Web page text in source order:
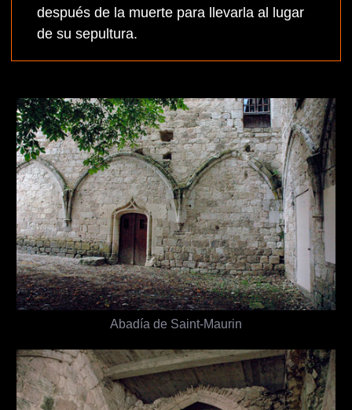
después de la muerte para llevarla al lugar
de su sepultura.
Abadía de Saint-Maurin